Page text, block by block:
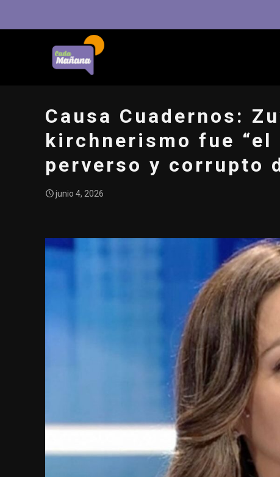
Causa Cuadernos:
kirchnerismo fue
perverso y corrupto
junio 4, 2026